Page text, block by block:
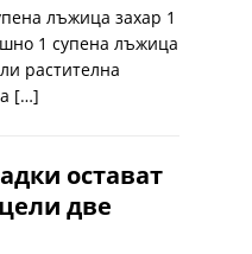
лъжица захар 1
1 супена лъжица
растителна
[…]
остават
две